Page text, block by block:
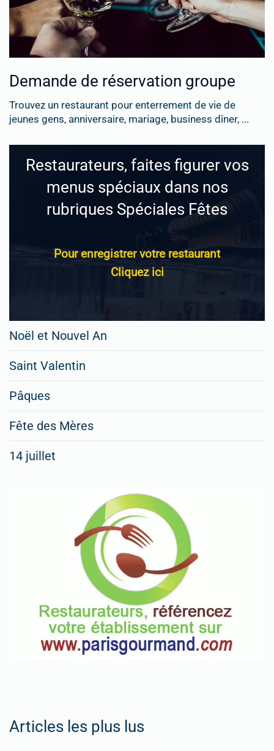
Demande de réservation groupe
Trouvez un restaurant pour enterrement de vie de
jeunes gens, anniversaire, mariage, business dîner, ...
Restaurateurs, faites figurer vos
menus spéciaux dans nos
rubriques Spéciales Fêtes
Pour enregistrer votre restaurant
Cliquez ici
Noël et Nouvel An
Saint Valentin
Pâques
Fête des Mères
14 juillet
Articles les plus lus